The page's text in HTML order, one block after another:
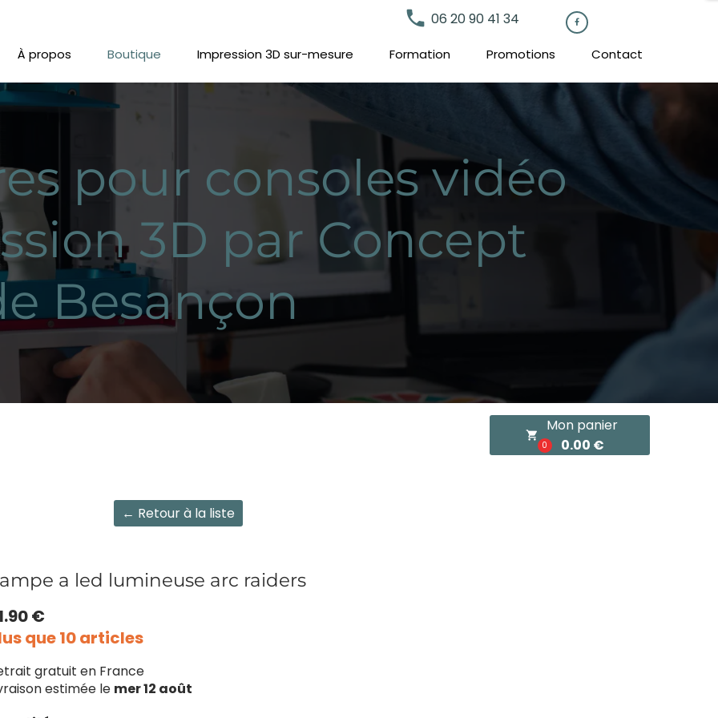
À propos Boutique Impression 3D sur-mesure Formation Promotions Contact
local_phone 06 20 90 41 34 
pour consoles vidéo
3D par Concept
Besançon
local_grocery_store
0
Mon panier
0.00 €
← Retour à la liste
a led lumineuse arc raiders
€
que 10 articles
gratuit en France
estimée le mer 12 août